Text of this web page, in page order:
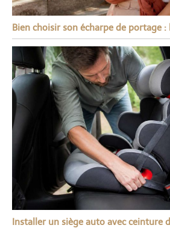
Bien choisir son écharpe de portage
Installer un siège auto avec ceinture